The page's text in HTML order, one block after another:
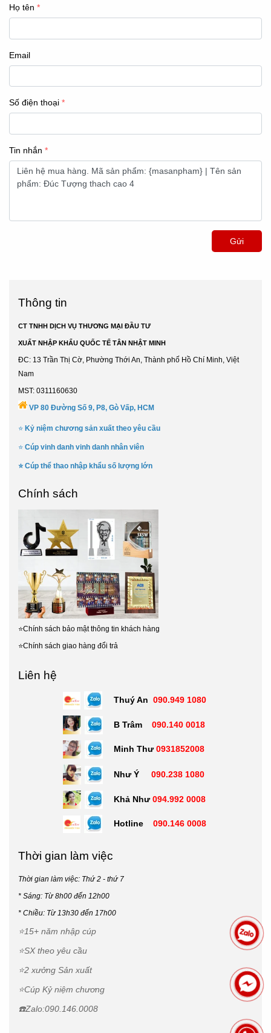
Họ tên
Email
Số điện thoại
Tin nhắn
Gửi
Thông tin
CT TNHH DỊCH VỤ THƯƠNG MẠI ĐẦU TƯ
XUẤT NHẬP KHẨU QUỐC TẾ TÂN NHẬT MINH
ĐC: 13 Trần Thị Cờ, Phường Thới An, Thành phố Hồ Chí Minh, Việt
Nam
MST: 0311160630
VP 80 Đường Số 9, P8, Gò Vấp, HCM
⭐ Kỷ niệm chương sản xuất theo yêu cầu
⭐ Cúp vinh danh vinh danh nhân viên
⭐Cúp thể thao nhập khẩu số lượng lớn
Chính sách
⭐Chính sách bảo mật thông tin khách hàng
⭐Chính sách giao hàng đổi trả
Liên hệ
Thuý An 090.949 1080
B Trâm 090.140 0018
Minh Thư 0931852008
Như Ý 090.238 1080
Khả Như 094.992 0008
Hotline 090.146 0008
Thời gian làm việc
Thời gian làm việc: Thứ 2 - thứ 7
* Sáng: Từ 8h00 đến 12h00
* Chiều: Từ 13h30 đến 17h00
⭐15+ năm nhập cúp
⭐SX theo yêu cầu
⭐2 xưởng Sản xuất
⭐Cúp Kỷ niệm chương
☎️Zalo:090.146.0008